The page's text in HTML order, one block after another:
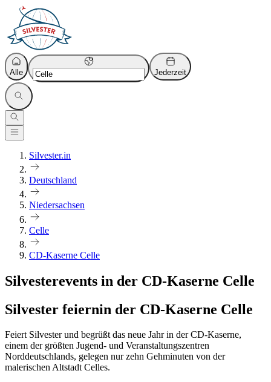
Alle Jederzeit
Silvester.in
Deutschland
Niedersachsen
Celle
CD-Kaserne Celle
Silvesterevents in der CD-Kaserne Celle
Silvester feiernin der CD-Kaserne Celle
Feiert Silvester und begrüßt das neue Jahr in der CD-Kaserne,
einem der größten Jugend- und Veranstaltungszentren
Norddeutschlands, gelegen nur zehn Gehminuten von der
malerischen Altstadt Celles.